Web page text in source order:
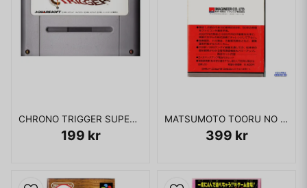
CHRONO TRIGGER SUPER FAMICOM JAPANSK SPELET ÄR PÅ JAPANSKA
199 kr
MATSUMOTO TOORU NO KABUSHIKI HISSHOU GAKU 2 FAMICOM
399 kr